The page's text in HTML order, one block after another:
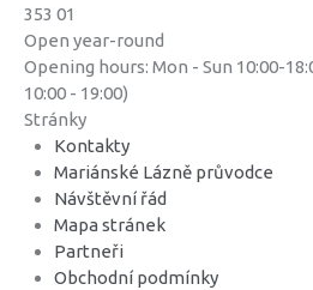
353 01
Open year-round
Opening hours: Mon - Sun 10:00-
10:00 - 19:00)
Stránky
Kontakty
Mariánské Lázně průvodce
Návštěvní řád
Mapa stránek
Partneři
Obchodní podmínky